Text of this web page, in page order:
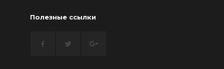
Полезные ссылки